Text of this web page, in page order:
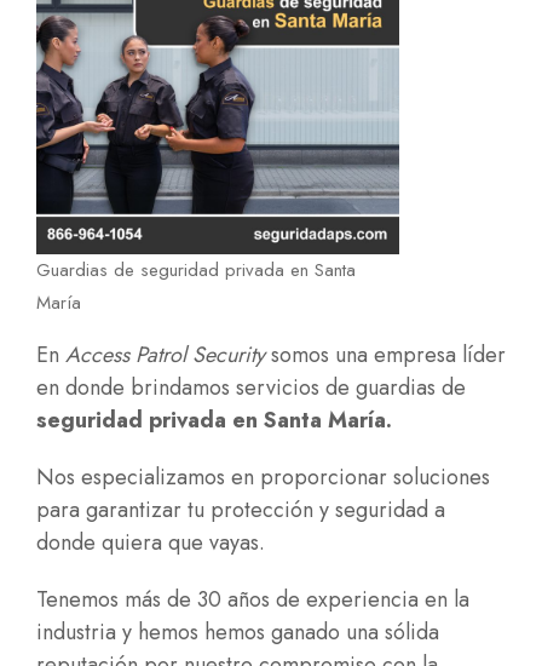
Guardias de seguridad privada en Santa
María
En Access Patrol Securitysomos una empresa líder
en donde brindamos servicios de guardias de
seguridad privada en Santa María.
Nos especializamos en proporcionar soluciones
para garantizar tu protección y seguridad a
donde quiera que vayas.
Tenemos más de 30 años de experiencia en la
industria y hemos hemos ganado una sólida